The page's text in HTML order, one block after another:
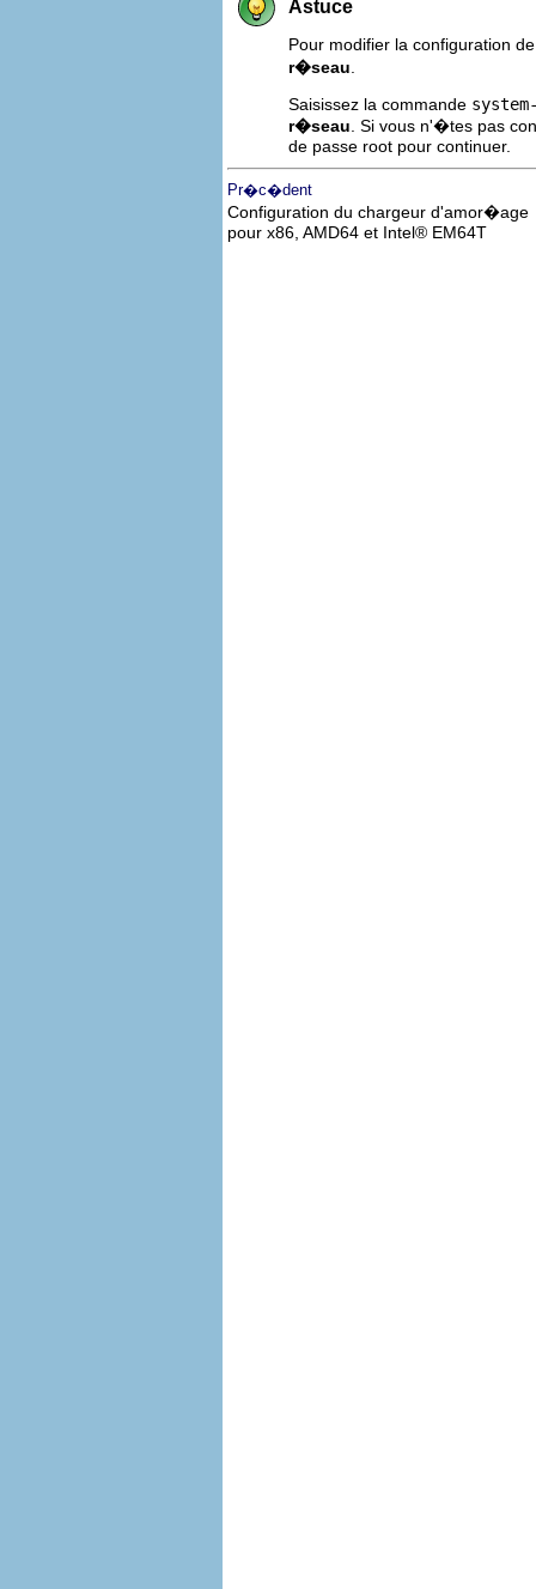
Astuce
Pour modifier la configuration
r�seau
Saisissez la commande
r�seau . Si vous n'�tes pas
de passe root pour continuer.
Pr�c�dent
Configuration du chargeur d'amor�age
pour x86, AMD64 et Intel® EM64T